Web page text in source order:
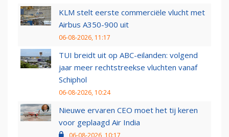
KLM stelt eerste commerciële vlucht met
Airbus A350-900 uit
06-08-2026, 11:17
TUI breidt uit op ABC-eilanden: volgend
jaar meer rechtstreekse vluchten vanaf
Schiphol
06-08-2026, 10:24
Nieuwe ervaren CEO moet het tij keren
voor geplaagd Air India
06-08-2026, 10:17